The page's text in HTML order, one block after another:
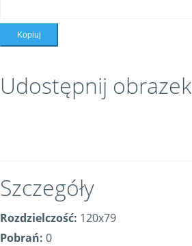
Kopiuj
Udostępnij obrazek
Szczegóły
Rozdzielczość: 120x79
Pobrań: 0